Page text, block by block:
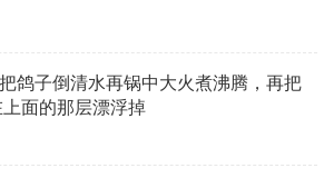
把鸽子倒清水再锅中大火煮沸腾，再把
面的那层漂浮掉